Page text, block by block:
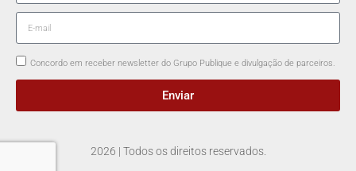
Concordo em receber newsletter do Grupo Publique e divulgação de parceiros.
Enviar
2026 | Todos os direitos reservados.